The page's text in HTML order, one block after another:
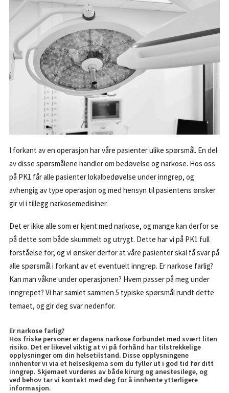
BESTILL KONSULTASJON
55 99 11 00
POST@PK1.NO
I forkant av en operasjon har våre pasienter ulike spørsmål. En del
av disse spørsmålene handler om bedøvelse og narkose. Hos oss
på PK1 får alle pasienter lokalbedøvelse under inngrep, og
avhengig av type operasjon og med hensyn til pasientens ønsker
gir vi i tillegg narkosemedisiner.
Det er ikke alle som er kjent med narkose, og mange kan derfor se
på dette som både skummelt og utrygt. Dette har vi på PK1 full
forståelse for, og vi ønsker derfor at våre pasienter skal få svar på
alle spørsmål i forkant av et eventuelt inngrep. Er narkose farlig?
Kan man våkne under operasjonen? Hvem passer på meg under
inngrepet? Vi har samlet sammen 5 typiske spørsmål rundt dette
temaet, og gir deg svar nedenfor.
Er narkose farlig?
Hos friske personer er dagens narkose forbundet med svært liten
risiko. Det er likevel viktig at vi på forhånd har tilstrekkelige
opplysninger om din helsetilstand. Disse opplysningene
innhenter vi via et helseskjema som du fyller ut i god tid før ditt
inngrep. Skjemaet vurderes av både kirurg og anestesilege, og
ved behov tar vi kontakt med deg for å innhente ytterligere
informasjon.